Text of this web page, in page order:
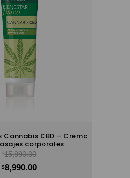
Cannabis CBD – Crema
corporales
$15,990.00
$8,990.00